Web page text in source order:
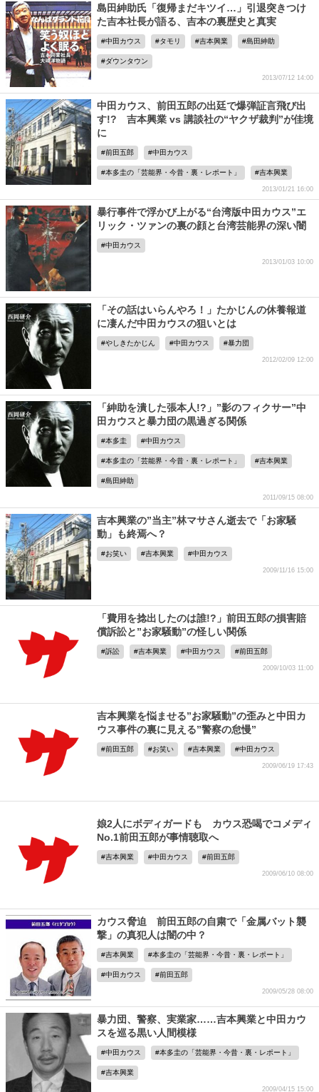
島田紳助氏「復帰まだキツイ…」引退突きつけ
た吉本社長が語る、吉本の裏歴史と真実
中田カウス タモリ 吉本興業 島田紳助
ダウンタウン
2013/07/12 14:00
中田カウス、前田五郎の出廷で爆弾証言飛び出
す!? 吉本興業 vs 講談社の“ヤクザ裁判”が佳境
に
前田五郎 中田カウス
本多圭の「芸能界・今昔・裏・レポート」 吉本興業
2013/01/21 16:00
暴行事件で浮かび上がる“台湾版中田カウス”エ
リック・ツァンの裏の顔と台湾芸能界の深い闇
中田カウス
2013/01/03 10:00
「その話はいらんやろ！」たかじんの休養報道
に凄んだ中田カウスの狙いとは
やしきたかじん 中田カウス 暴力団
2012/02/09 12:00
「紳助を潰した張本人!?」”影のフィクサー”中
田カウスと暴力団の黒過ぎる関係
本多圭 中田カウス
本多圭の「芸能界・今昔・裏・レポート」 吉本興業
島田紳助
2011/09/15 08:00
吉本興業の”当主”林マサさん逝去で「お家騒
動」も終焉へ？
お笑い 吉本興業 中田カウス
2009/11/16 15:00
「費用を捻出したのは誰!?」前田五郎の損害賠
償訴訟と”お家騒動”の怪しい関係
訴訟 吉本興業 中田カウス 前田五郎
2009/10/03 11:00
吉本興業を悩ませる”お家騒動”の歪みと中田カ
ウス事件の裏に見える”警察の怠慢”
前田五郎 お笑い 吉本興業 中田カウス
2009/06/19 17:43
娘2人にボディガードも カウス恐喝でコメディ
No.1前田五郎が事情聴取へ
吉本興業 中田カウス 前田五郎
2009/06/10 08:00
カウス脅迫 前田五郎の自粛で「金属バット襲
撃」の真犯人は闇の中？
吉本興業 本多圭の「芸能界・今昔・裏・レポート」
中田カウス 前田五郎
2009/05/28 08:00
暴力団、警察、実業家……吉本興業と中田カウ
スを巡る黒い人間模様
中田カウス 本多圭の「芸能界・今昔・裏・レポート」
吉本興業
2009/04/15 15:00